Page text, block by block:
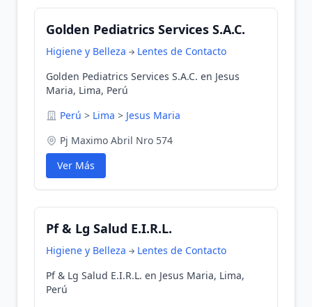
Golden Pediatrics Services S.A.C.
Higiene y Belleza
Lentes de Contacto
Golden Pediatrics Services S.A.C. en Jesus
Maria, Lima, Perú
Perú > Lima > Jesus Maria
Pj Maximo Abril Nro 574
Ver Más
Pf & Lg Salud E.I.R.L.
Higiene y Belleza
Lentes de Contacto
Pf & Lg Salud E.I.R.L. en Jesus Maria, Lima,
Perú